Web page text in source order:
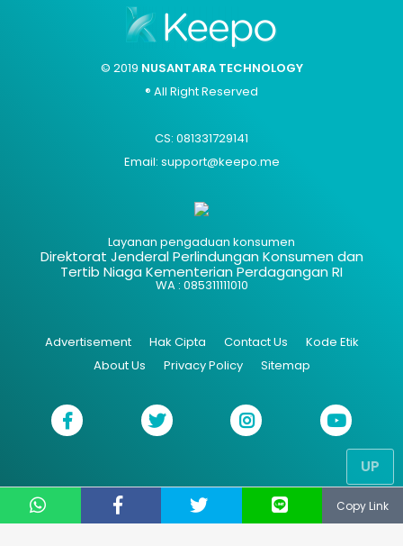
Copy Link
UP
© 2019 NUSANTARA TECHNOLOGY
® All Right Reserved
CS: 081331729141
Email: support@keepo.me
Layanan pengaduan konsumen
Direktorat Jenderal Perlindungan Konsumen dan
Tertib Niaga Kementerian Perdagangan RI
WA : 085311111010
Advertisement Hak Cipta Contact Us
Kode Etik
About Us
Privacy Policy Sitemap